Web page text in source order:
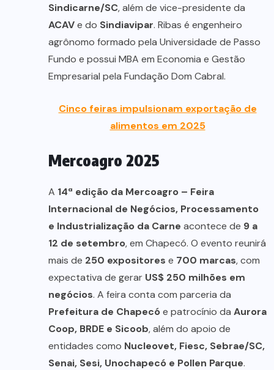
Sindicarne/SC, além de vice-presidente da
ACAVe do Sindiavipar. Ribas é engenheiro
agrônomo formado pela Universidade de Passo
Fundo e possui MBA em Economia e Gestão
Empresarial pela Fundação Dom Cabral.
Cinco feiras impulsionam exportação de
alimentos em 2025
Mercoagro 2025
A 14ª edição da Mercoagro – Feira
Internacional de Negócios, Processamento
e Industrialização da Carne acontece de 9 a
12 de setembro, em Chapecó. O evento reunirá
mais de 250 expositores e 700 marcas, com
expectativa de gerar US$ 250 milhões em
negócios. A feira conta com parceria da
Prefeitura de Chapecóe patrocínio da Aurora
Coop, BRDE e Sicoob, além do apoio de
entidades como Nucleovet, Fiesc, Sebrae/SC,
Senai, Sesi, Unochapecó e Pollen Parque.